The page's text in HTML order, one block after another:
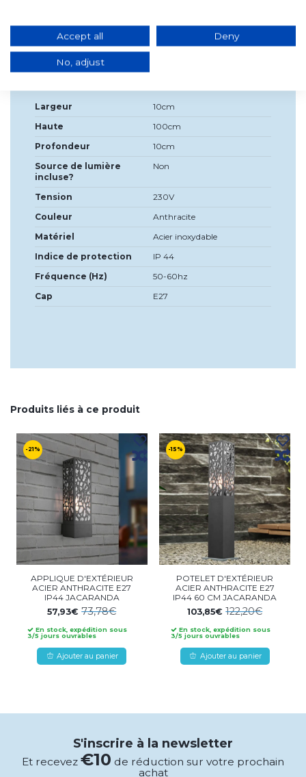
Détails du produit
Largeur
10cm
Haute
100cm
Profondeur
10cm
Source de lumière
incluse?
Non
Tension
230V
Couleur
Anthracite
Matériel
Acier inoxydable
Indice de protection
IP 44
Fréquence (Hz)
50-60hz
Cap
E27
Produits liés à ce produit
-21%
APPLIQUE D'EXTÉRIEUR
ACIER ANTHRACITE E27
IP44 JACARANDA
57,93€73,78€
En stock, expédition sous
3/5 jours ouvrables
Ajouter au panier
-15%
POTELET D'EXTÉRIEUR
ACIER ANTHRACITE E27
IP44 60 CM JACARANDA
103,85€122,20€
En stock, expédition sous
3/5 jours ouvrables
Ajouter au panier
S'inscrire à la newsletter
Et recevez €10 de réduction sur votre prochain
achat
Accept all Deny
No, adjust